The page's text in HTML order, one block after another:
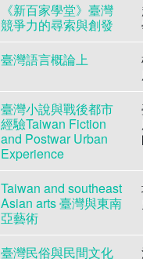
《新百家學堂》臺灣
競爭力的尋索與創發
臺灣語言概論上
臺灣小說與戰後都市
經驗Taiwan Fiction
and Postwar Urban
Experience
Taiwan and southeast
Asian arts 臺灣與東南
亞藝術
臺灣民俗與民間文化